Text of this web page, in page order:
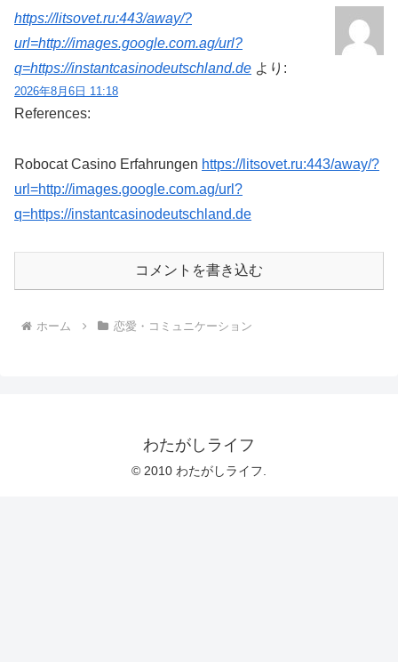
https://litsovet.ru:443/away/?
url=http://images.google.com.ag/url?
q=https://instantcasinodeutschland.de より:
2026年8月6日 11:18
References:
Robocat Casino Erfahrungen https://litsovet.ru:443/away/?
url=http://images.google.com.ag/url?
q=https://instantcasinodeutschland.de
コメントを書き込む
ホーム 恋愛・コミュニケーション
わたがしライフ
© 2010 わたがしライフ.